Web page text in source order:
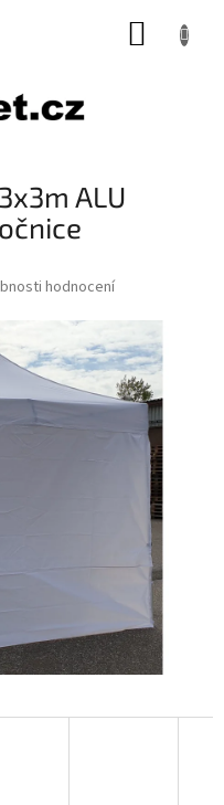
ALU
je 0,0 z 5 hvězdiček.
hodnocení